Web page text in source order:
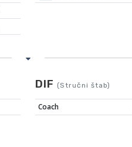
DIF (Stručni štab)
Coach